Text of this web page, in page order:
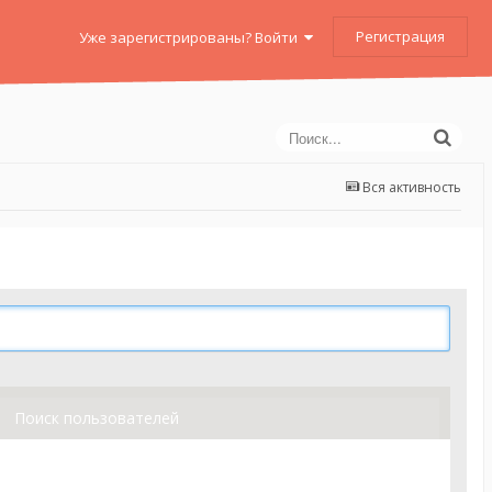
Уже зарегистрированы? Войти Регистрация
Вся активность
Поиск пользователей